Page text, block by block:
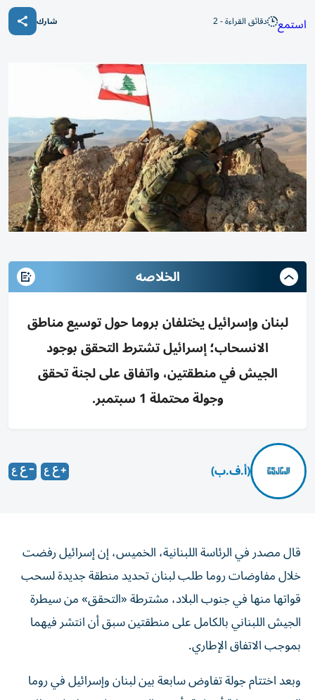
استمع دقائق القراءة - 2 شارك
الخلاصه
لبنان وإسرائيل يختلفان بروما حول توسيع مناطق
الانسحاب؛ إسرائيل تشترط التحقق بوجود
الجيش في منطقتين، واتفاق على لجنة تحقق
وجولة محتملة 1 سبتمبر.
(أ.ف.ب)
قال مصدر في الرئاسة اللبنانية، الخميس، إن إسرائيل رفضت
خلال مفاوضات روما طلب لبنان تحديد منطقة جديدة لسحب
قواتها منها في جنوب البلاد، مشترطة «التحقق» من سيطرة
الجيش اللبناني بالكامل على منطقتين سبق أن انتشر فيهما
بموجب الاتفاق الإطاري.
وبعد اختتام جولة تفاوض سابعة بين لبنان وإسرائيل في روما